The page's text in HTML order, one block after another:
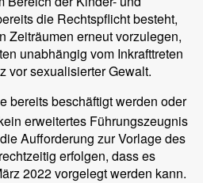
die Rechtspflicht besteht,
Zeiträumen erneut vorzulegen,
unabhängig vom Inkrafttreten
vor sexualisierter Gewalt.
bereits beschäftigt werden oder
erweitertes Führungszeugnis
Aufforderung zur Vorlage des
erfolgen, dass es
2022 vorgelegt werden kann.